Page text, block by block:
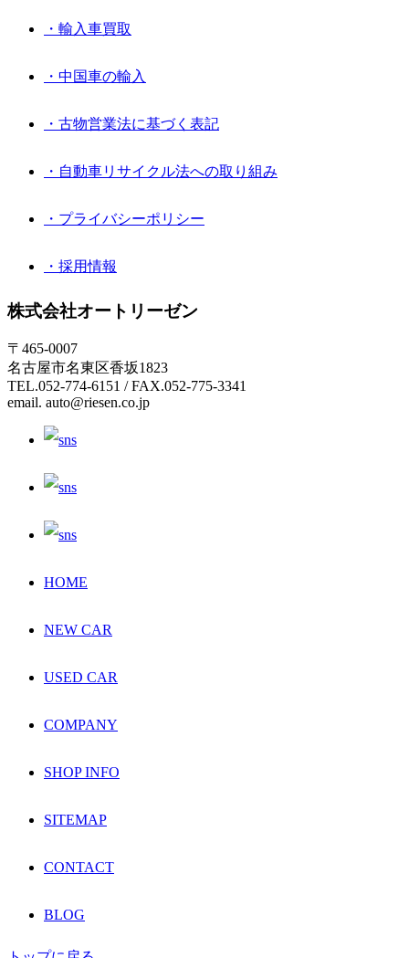
・輸入車買取
・中国車の輸入
・古物営業法に基づく表記
・自動車リサイクル法への取り組み
・プライバシーポリシー
・採用情報
株式会社オートリーゼン
〒465-0007
名古屋市名東区香坂1823
TEL.052-774-6151 / FAX.052-775-3341
email. auto@riesen.co.jp
HOME
NEW CAR
USED CAR
COMPANY
SHOP INFO
SITEMAP
CONTACT
BLOG